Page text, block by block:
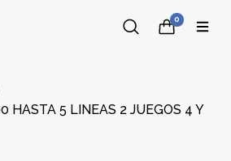
0
HASTA 5 LINEAS 2 JUEGOS 4 Y